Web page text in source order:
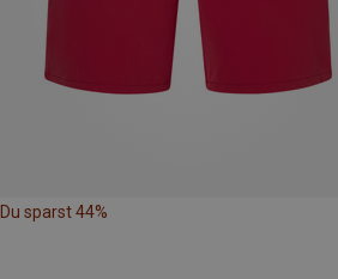
Du sparst 44%